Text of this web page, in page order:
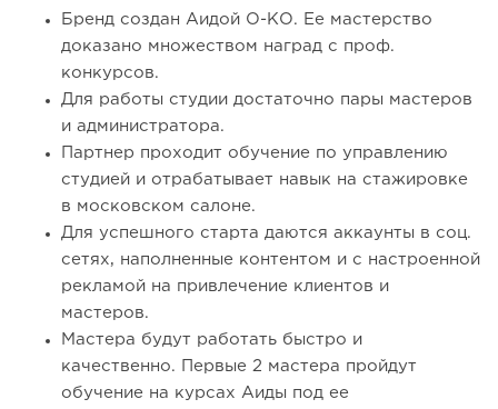
Бренд создан Аидой О-КО. Ее мастерство
доказано множеством наград с проф.
конкурсов.
Для работы студии достаточно пары мастеров
и администратора.
Партнер проходит обучение по управлению
студией и отрабатывает навык на стажировке
в московском салоне.
Для успешного старта даются аккаунты в соц.
сетях, наполненные контентом и с настроенной
рекламой на привлечение клиентов и
мастеров.
Мастера будут работать быстро и
качественно. Первые 2 мастера пройдут
обучение на курсах Аиды под ее